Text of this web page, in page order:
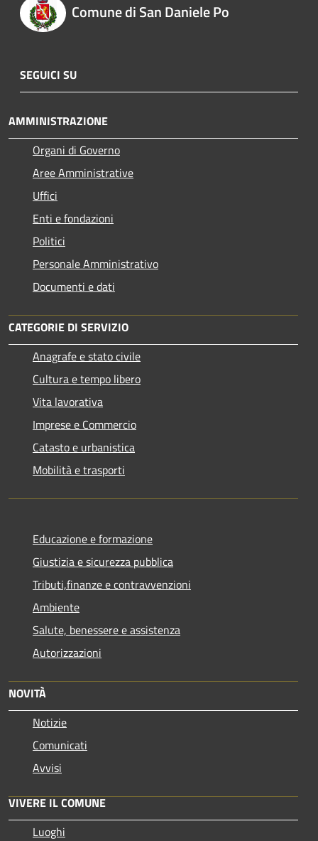
Comune di San Daniele Po
SEGUICI SU
AMMINISTRAZIONE
Organi di Governo
Aree Amministrative
Uffici
Enti e fondazioni
Politici
Personale Amministrativo
Documenti e dati
CATEGORIE DI SERVIZIO
Anagrafe e stato civile
Cultura e tempo libero
Vita lavorativa
Imprese e Commercio
Catasto e urbanistica
Mobilità e trasporti
Educazione e formazione
Giustizia e sicurezza pubblica
Tributi,finanze e contravvenzioni
Ambiente
Salute, benessere e assistenza
Autorizzazioni
NOVITÀ
Notizie
Comunicati
Avvisi
VIVERE IL COMUNE
Luoghi